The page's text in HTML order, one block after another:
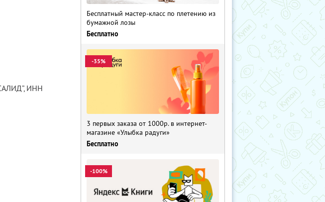
ИНН
Бесплатный мастер-класс по плетению из
бумажной лозы
Бесплатно
-35%
3 первых заказа от 1000р. в интернет-
магазине «Улыбка радуги»
Бесплатно
-100%